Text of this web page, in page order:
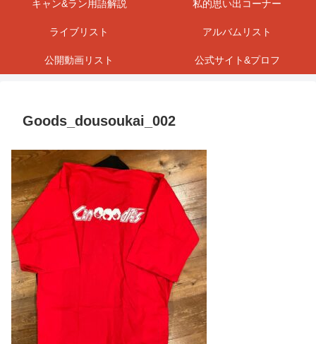
キャン&ラン用語解説 私的思い出コーナー
ライブリスト アルバムリスト
公開動画リスト 公式サイト&プロフ
Goods_dousoukai_002